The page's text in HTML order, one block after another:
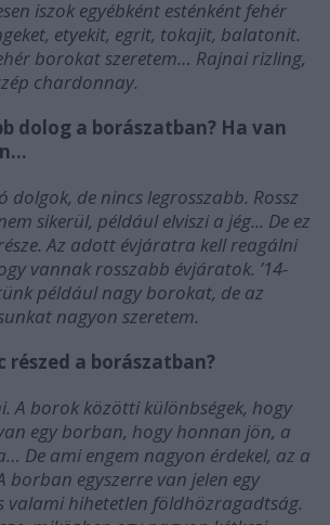
iszok egyébként esténként fehér
etyekit, egrit, tokajit, balatonit.
borokat szeretem… Rajnai rizling,
chardonnay.
dolog a borászatban? Ha van
dolgok, de nincs legrosszabb. Rossz
sikerül, például elviszi a jég... De ez
Az adott évjáratra kell reagálni
vannak rosszabb évjáratok. ’14-
például nagy borokat, de az
nagyon szeretem.
részed a borászatban?
A borok közötti különbségek, hogy
egy borban, hogy honnan jön, a
De ami engem nagyon érdekel, az a
borban egyszerre van jelen egy
valami hihetetlen földhözragadtság.